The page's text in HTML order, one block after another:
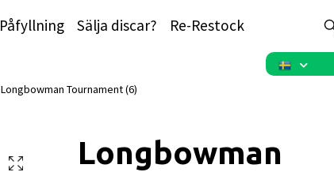
Påfyllning Sälja discar? Re-Restock
Longbowman Tournament (6)
Longbowman